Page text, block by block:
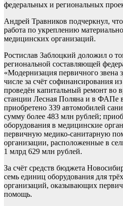
федеральных и региональных
Андрей Травников подчеркнул,
работа по укреплению
медицинских организаций.
Ростислав Заблоцкий доложил о
региональной составляющей
«Модернизация первичного звена
числе за счёт софинансирования
проведён капитальный ремонт во
станции Лесная Поляна и в ФАПе
приобретено 339 автомобилей
сумму более 483 млн рублей;
оборудования в медицинские
первичную медико-санитарную
организации, расположенные в
1 млрд 629 млн рублей.
За счёт средств бюджета
семь единиц оборудования для
организаций, оказывающих
помощь.